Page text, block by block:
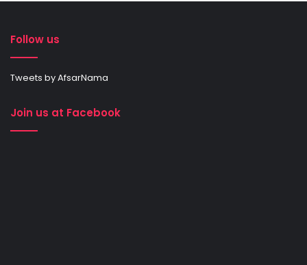
Follow us
Tweets by AfsarNama
Join us at Facebook